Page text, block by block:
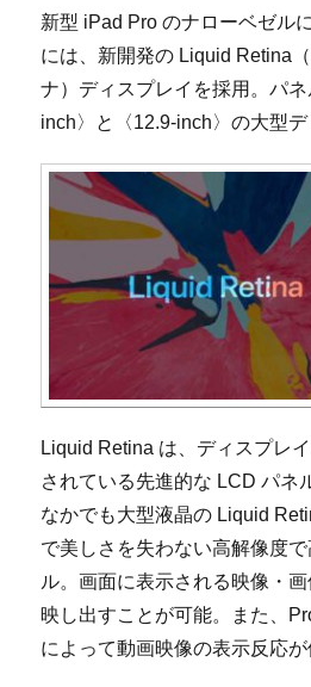
新型 iPad Pro のナローベゼル
には、新開発の Liquid Retina
ナ）ディスプレイを採用。パ
inch〉と〈12.9-inch〉の大型デ
Liquid Retina は、ディスプレ
されている先進的な LCD パネ
なかでも大型液晶の Liquid
で美しさを失わない高解像度
ル。画面に表示される映像・
映し出すことが可能。また、
によって動画映像の表示反応が